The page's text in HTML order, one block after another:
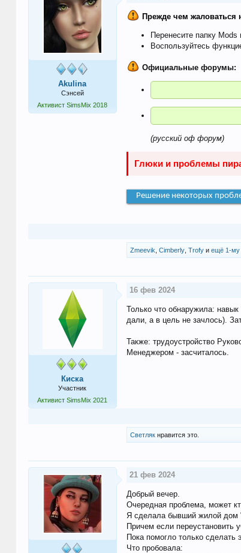
Akulina
Сэнсей
Активист SimsMix 2018
Прежде чем жаловаться
Перенесите папку Mods
Воспользуйтесь
Официальные форумы:
(русский оф форум)
Глюки и проблемы
Решение некоторых
Zmeevik Cimberly, Trofyи ещё 1-му
Киска
Участник
Активист SimsMix 2021
16 фев 2024
Только что обнаружила:
дали, а в цель не зачлось).
Также: трудоустройство
Менеджером - засчиталось.
Светлякнравится это.
21 фев 2024
Добрый вечер.
Очередная проблема, может
Я сделала бывший жилой дом
Причем если переустановить
Пока помогло только сделать
Что пробовала: